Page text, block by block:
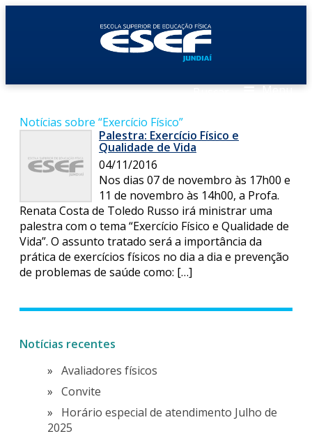
≡ Menu
Notícias sobre “Exercício Físico”
Palestra: Exercício Físico e
Qualidade de Vida
04/11/2016
Nos dias 07 de novembro às 17h00 e
11 de novembro às 14h00, a Profa.
Renata Costa de Toledo Russo irá ministrar uma
palestra com o tema “Exercício Físico e Qualidade de
Vida”. O assunto tratado será a importância da
prática de exercícios físicos no dia a dia e prevenção
de problemas de saúde como: […]
Notícias recentes
Avaliadores físicos
Convite
Horário especial de atendimento Julho de
2025